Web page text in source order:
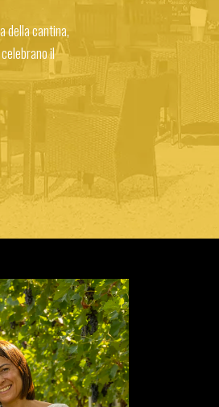
della cantina,
il